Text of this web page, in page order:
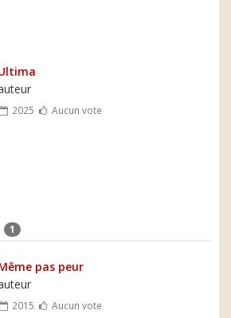
2025 Aucun vote
1
pas peur
2015 Aucun vote